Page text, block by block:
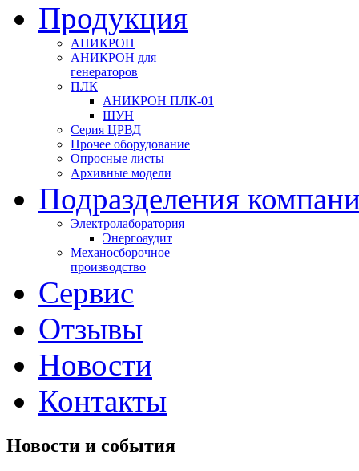
Продукция
АНИКРОН
АНИКРОН для
генераторов
ПЛК
АНИКРОН ПЛК-01
ШУН
Серия ЦРВД
Прочее оборудование
Опросные листы
Архивные модели
Подразделения
Электролаборатория
Энергоаудит
Механосборочное
производство
Сервис
Отзывы
Новости
Контакты
Новости и события